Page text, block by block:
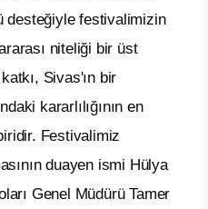
desteğiyle festivalimizin
niteliği bir üst
Sivas'ın bir
kararlılığının en
Festivalimiz
duayen ismi Hülya
Genel Müdürü Tamer